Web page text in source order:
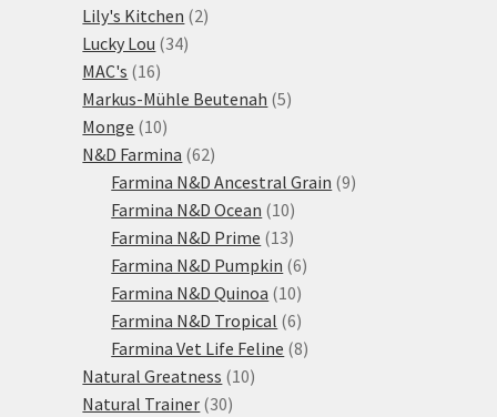
Lily's Kitchen 22
Lucky Lou 3434
MAC's 1616
produktů
Markus-Mühle Beutenah 55
Monge 1010
produktů
N&D Farmina 6262
produktů
Farmina N&D Ancestral Grain 99
Farmina N&D Ocean 1010
produktů
Farmina N&D Prime 1313
produktů
Farmina N&D Pumpkin 66
Farmina N&D Quinoa 1010
produktů
Farmina N&D Tropical 66
produktů
Farmina Vet Life Feline 88
Natural Greatness 1010
Natural Trainer 3030